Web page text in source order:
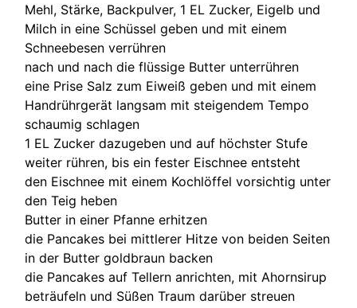
Mehl, Stärke, Backpulver, 1 EL Zucker, Eigelb und
Milch in eine Schüssel geben und mit einem
Schneebesen verrühren
nach und nach die flüssige Butter unterrühren
eine Prise Salz zum Eiweiß geben und mit einem
Handrührgerät langsam mit steigendem Tempo
schaumig schlagen
1 EL Zucker dazugeben und auf höchster Stufe
weiter rühren, bis ein fester Eischnee entsteht
den Eischnee mit einem Kochlöffel vorsichtig unter
den Teig heben
Butter in einer Pfanne erhitzen
die Pancakes bei mittlerer Hitze von beiden Seiten
in der Butter goldbraun backen
die Pancakes auf Tellern anrichten, mit Ahornsirup
beträufeln und Süßen Traum darüber streuen